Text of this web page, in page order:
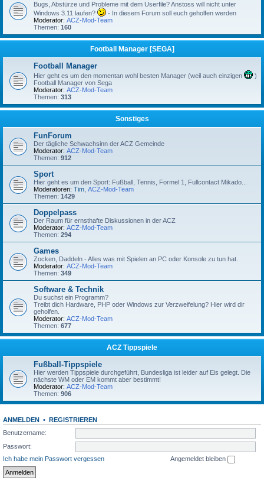
Bugs, Abstürze und Probleme mit dem Userfile? Anstoss will nicht unter
Windows 3.11 laufen?
- In diesem Forum soll euch geholfen werden
Moderator: ACZ-Mod-Team
Themen: 160
Football Manager [SEGA]
Football Manager
Hier geht es um den momentan wohl besten Manager (weil auch einzigen
)
Football Manager von Sega
Moderator: ACZ-Mod-Team
Themen: 313
Sonstiges
FunForum
Der tägliche Schwachsinn der ACZ Gemeinde
Moderator: ACZ-Mod-Team
Themen: 912
Sport
Hier geht es um den Sport: Fußball, Tennis, Formel 1, Fullcontact Mikado...
Moderatoren: Tim ACZ-Mod-Team
Themen: 1429
Doppelpass
Der Raum für ernsthafte Diskussionen in der ACZ
Moderator: ACZ-Mod-Team
Themen: 294
Games
Zocken, Daddeln - Alles was mit Spielen an PC oder Konsole zu tun hat.
Moderator: ACZ-Mod-Team
Themen: 349
Software & Technik
Du suchst ein Programm?
Treibt dich Hardware, PHP oder Windows zur Verzweifelung? Hier wird dir
geholfen.
Moderator: ACZ-Mod-Team
Themen: 677
ACZ Tippspiele
Fußball-Tippspiele
Hier werden Tippspiele durchgeführt, Bundesliga ist leider auf Eis gelegt. Die
nächste WM oder EM kommt aber bestimmt!
Moderator: ACZ-Mod-Team
Themen: 906
ANMELDEN • REGISTRIEREN
Benutzername:
Passwort:
Ich habe mein Passwort vergessen
Angemeldet bleiben